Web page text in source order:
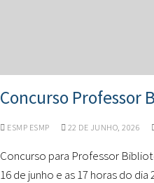
Concurso Professor
ESMP ESMP 22 DE JUNHO, 2026
Concurso para Professor
16 de junho e as 17 horas do